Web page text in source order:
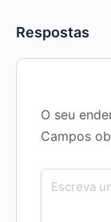
Respostas
O seu
Campos